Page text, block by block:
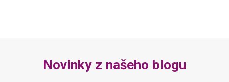
Novinky z našeho blogu